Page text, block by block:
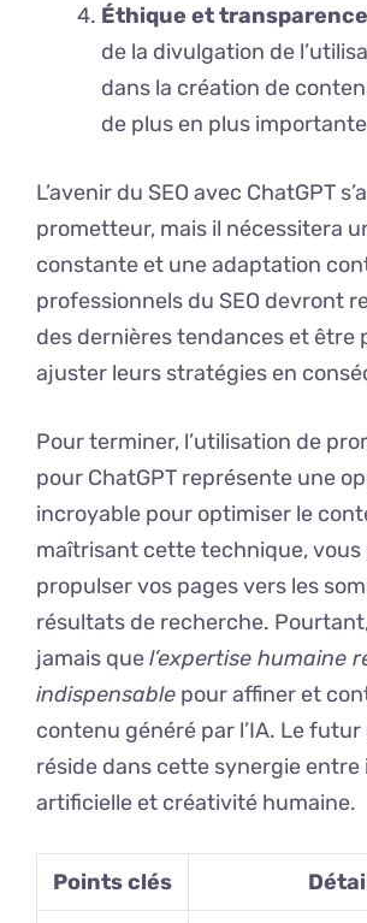
Éthique et transparence
de la divulgation de
dans la création de
de plus en plus
L’avenir du SEO avec ChatGPT
prometteur, mais il nécessitera
constante et une adaptation
professionnels du SEO devront
des dernières tendances et être
ajuster leurs stratégies en
Pour terminer, l’utilisation de
pour ChatGPT représente une
incroyable pour optimiser le
maîtrisant cette technique, vous
propulser vos pages vers les
résultats de recherche. Pourtant,
jamais quel’expertise humaine
indispensable pour affiner et
contenu généré par l’IA. Le futur
réside dans cette synergie
artificielle et créativité humaine.
Points clés